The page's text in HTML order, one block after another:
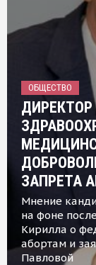
ОБЩЕСТВО
ЗАПРЕТА
Мнение
на фоне
Кирилла о
абортам и
Павловой